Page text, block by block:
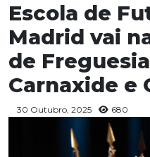
Escola de
Madrid vai
de
Carnaxide e
30 Outubro, 2025 680